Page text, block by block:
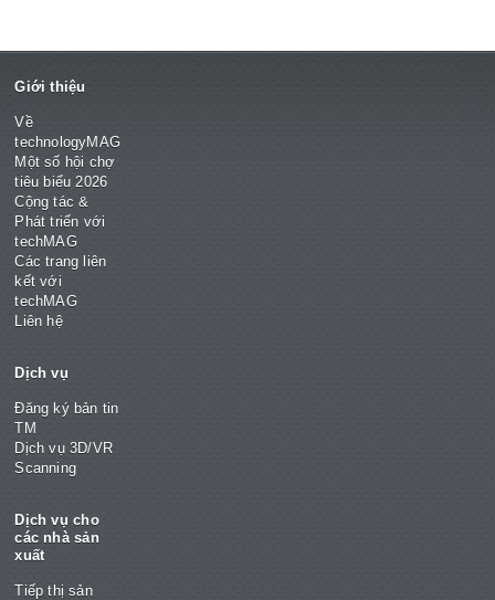
Giới thiệu
Về
technologyMAG
Một số hội chợ
tiêu biểu 2026
Cộng tác &
Phát triển với
techMAG
Các trang liên
kết với
techMAG
Liên hệ
Dịch vụ
Đăng ký bản tin
TM
Dịch vụ 3D/VR
Scanning
Dịch vụ cho
các nhà sản
xuất
Tiếp thị sản